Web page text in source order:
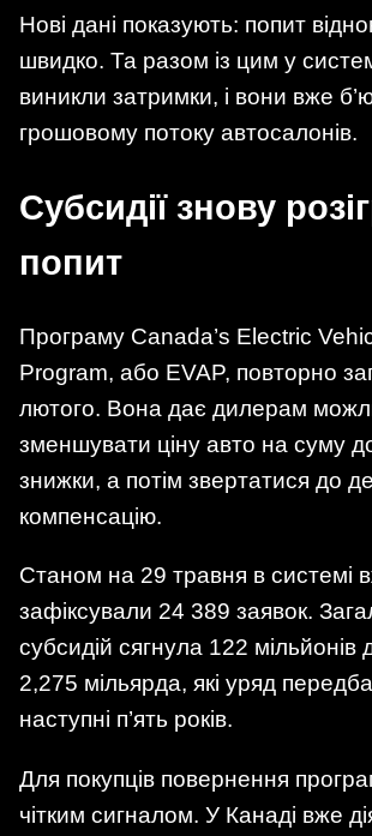
Нові дані показують: попит
швидко. Та разом із цим у
виникли затримки, і вони вже
грошовому потоку автосалонів.
Субсидії знову
попит
Програму Canada’s Electric
Program, або EVAP, повторно
лютого. Вона дає дилерам
зменшувати ціну авто на суму
знижки, а потім звертатися до
компенсацію.
Станом на 29 травня в системі
зафіксували 24 389 заявок.
субсидій сягнула 122 мільйонів
2,275 мільярда, які уряд
наступні п’ять років.
Для покупців повернення
чітким сигналом. У Канаді вже